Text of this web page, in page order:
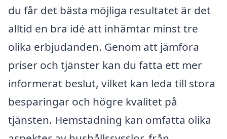
du får det bästa möjliga resultatet är det
alltid en bra idé att inhämtar minst tre
olika erbjudanden. Genom att jämföra
priser och tjänster kan du fatta ett mer
informerat beslut, vilket kan leda till stora
besparingar och högre kvalitet på
tjänsten. Hemstädning kan omfatta olika